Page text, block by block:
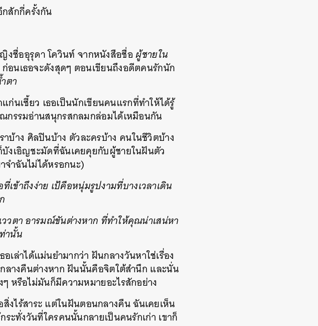
สักกี่ครั้งกัน
งชื่ออุรุดา โควินท์ จากหนังสือชื่อผู้ชายใน
อนเธอจะดังสุดๆ ตอนเขียนถึงอดีตคนรักนัก
ตา
ก่นเซี้ยว เธอเป็นนักเขียนคนแรกที่ทำให้ได้รู้
กรรมอ่านสนุกรสกลมกล่อมได้เหมือนกัน
บ้าง ศิลปินบ้าง ตัวละครบ้าง คนในชีวิตบ้าง
งเอิญชะมัดที่ฉันเคยคุยกับผู้ชายในฝันตัว
จำฉันไม่ได้หรอกนะ)
ข้าถึงง่าย เป้คือหนุ่มรูปงามที่บางเวลาเดิน
วตา อารมณ์ขันต่างหาก ที่ทำให้คุณน่าเสน่หา
านั้น
เล่าได้แม่นยำมากว่า ฝันกลางวันหาใช่เรื่อง
ลางคืนต่างหาก ฝันนั้นคือจิตใต้สำนึก และนั่น
หรือไม่มันก็มีความหมายอะไรสักอย่าง
ไร้สาระ แต่ในฝันตอนกลางคืน ฉันเคยเห็น
ะทั่งวันที่ใครคนนั้นกลายเป็นคนรักเก่า เขาก็
EMAIL